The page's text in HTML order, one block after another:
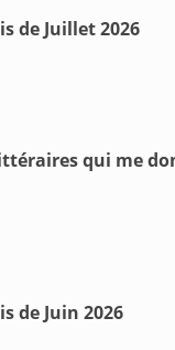
de Juillet 2026
qui me
de Juin 2026